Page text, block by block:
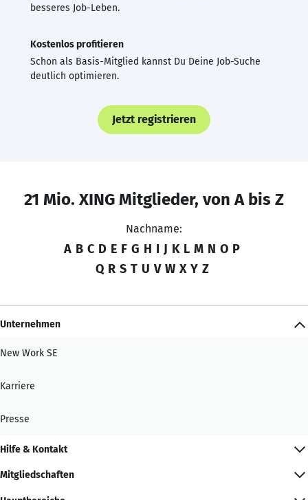
besseres Job-Leben.
Kostenlos profitieren
Schon als Basis-Mitglied kannst Du Deine Job-Suche
deutlich optimieren.
Jetzt registrieren
21 Mio. XING Mitglieder, von A bis Z
Nachname:
A B C D E F G H I J K L M N O P
Q R S T U V W X Y Z
Unternehmen
New Work SE
Karriere
Presse
Hilfe & Kontakt
Mitgliedschaften